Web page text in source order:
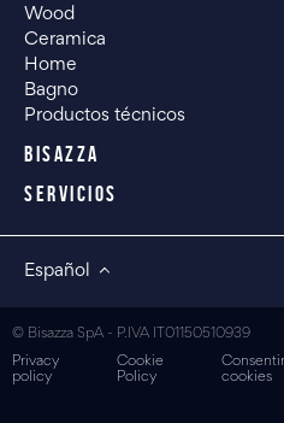
Wood
Ceramica
Home
Bagno
Productos técnicos
BISAZZA
SERVICIOS
Español
© Bisazza SpA - P.IVA IT01150510939
Privacy
policy
Cookie
Policy
cookies